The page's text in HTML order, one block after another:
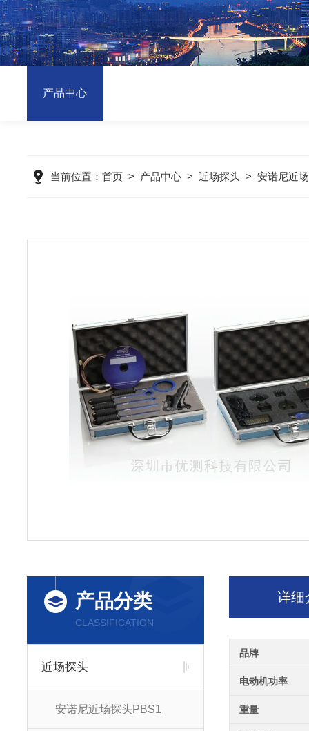
产品中心
当前位置： 首页 > 产品中心 > 近场探头 > 安诺尼近
产品分类
CLASSIFICATION
近场探头
安诺尼近场探头PBS1
详细
品牌
电动机功率
重量